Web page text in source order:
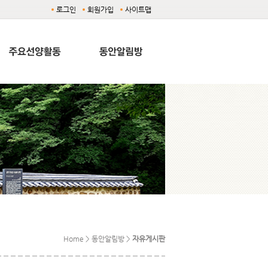
로그인 회원가입 사이트맵
Home > 동안알림방 > 자유게시판